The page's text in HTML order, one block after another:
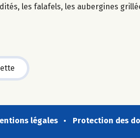
les falafels, les aubergines
légales Protection des